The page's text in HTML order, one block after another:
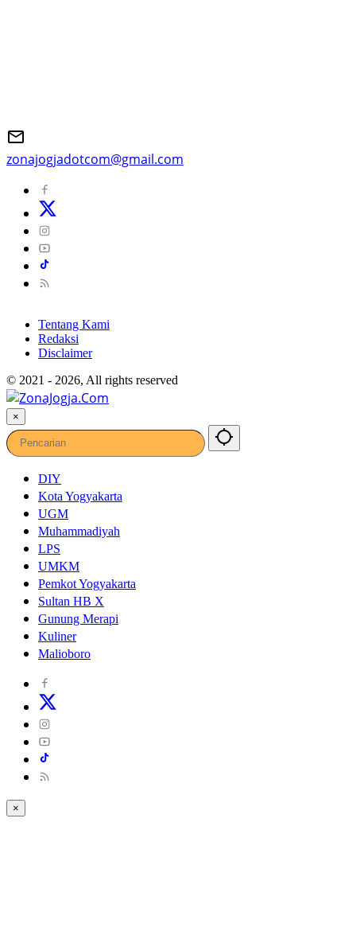
zonajogjadotcom@gmail.com
Tentang Kami
Redaksi
Disclaimer
© 2021 - 2026, All rights reserved
×
DIY
Kota Yogyakarta
UGM
Muhammadiyah
LPS
UMKM
Pemkot Yogyakarta
Sultan HB X
Gunung Merapi
Kuliner
Malioboro
×